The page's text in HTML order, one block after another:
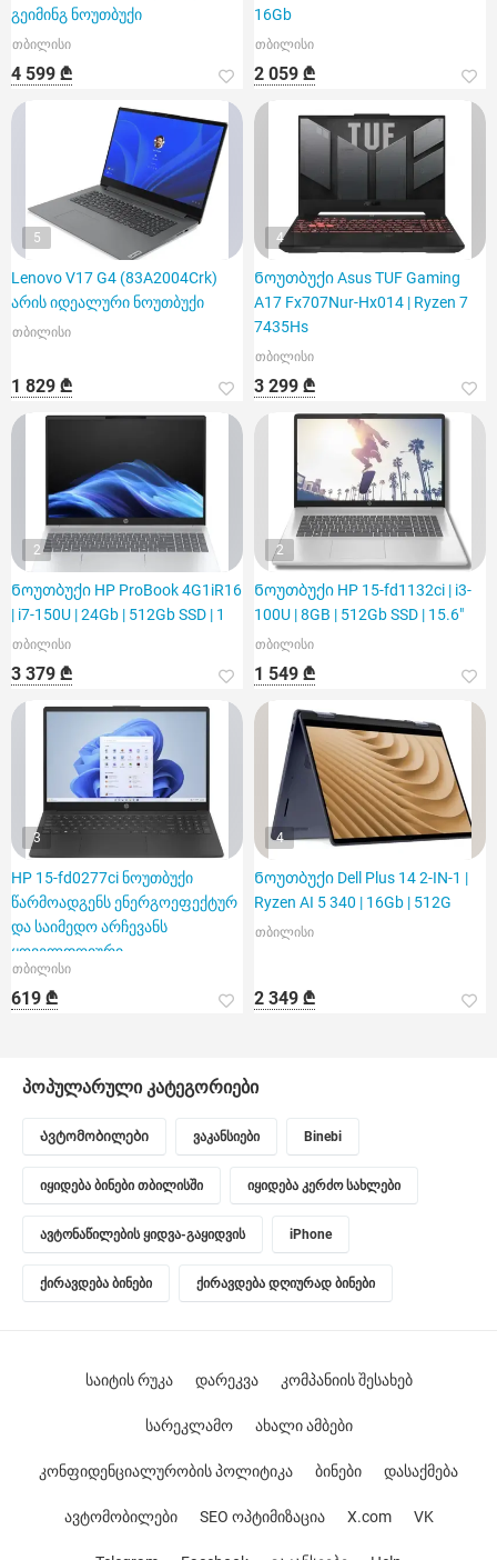
გეიმინგ ნოუთბუქი
თბილისი
4 599 ₾
16Gb
თბილისი
2 059 ₾
5
Lenovo V17 G4 (83A2004Crk)
არის იდეალური ნოუთბუქი
თბილისი
1 829 ₾
4
Ნოუთბუქი Asus TUF Gaming
A17 Fx707Nur-Hx014 | Ryzen 7
7435Hs
თბილისი
3 299 ₾
2
Ნოუთბუქი HP ProBook 4G1iR16
| i7-150U | 24Gb | 512Gb SSD | 1
თბილისი
3 379 ₾
2
Ნოუთბუქი HP 15-fd1132ci | i3-
100U | 8GB | 512Gb SSD | 15.6"
თბილისი
1 549 ₾
3
HP 15-fd0277ci ნოუთბუქი
წარმოადგენს ენერგოეფექტურ
და საიმედო არჩევანს
ყოველდღიური
საქმიანობისთვის
თბილისი
619 ₾
4
Ნოუთბუქი Dell Plus 14 2-IN-1 |
Ryzen AI 5 340 | 16Gb | 512G
თბილისი
2 349 ₾
პოპულარული კატეგორიები
Ავტომობილები ვაკანსიები Binebi
იყიდება ბინები თბილისში იყიდება კერძო სახლები
ავტონაწილების ყიდვა-გაყიდვის iPhone
ქირავდება ბინები ქირავდება დღიურად ბინები
საიტის რუკა დარეკვა კომპანიის შესახებ
სარეკლამო ახალი ამბები
კონფიდენციალურობის პოლიტიკა ბინები დასაქმება
ავტომობილები SEO ოპტიმიზაცია X.com VK